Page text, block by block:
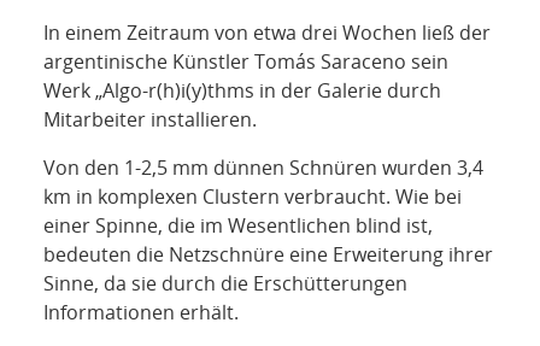
In einem Zeitraum von etwa drei Wochen ließ der
argentinische Künstler Tomás Saraceno sein
Werk „Algo-r(h)i(y)thms in der Galerie durch
Mitarbeiter installieren.
Von den 1-2,5 mm dünnen Schnüren wurden 3,4
km in komplexen Clustern verbraucht. Wie bei
einer Spinne, die im Wesentlichen blind ist,
bedeuten die Netzschnüre eine Erweiterung ihrer
Sinne, da sie durch die Erschütterungen
Informationen erhält.